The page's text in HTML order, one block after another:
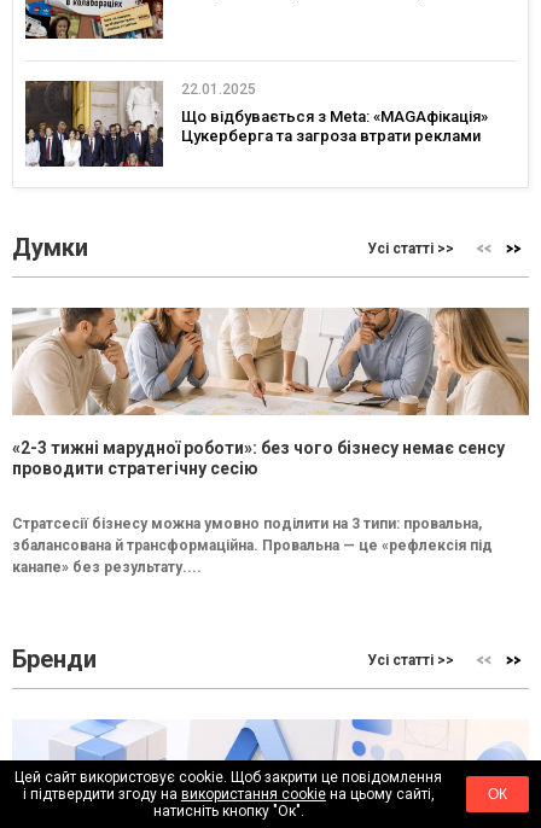
22.01.2025
Що відбувається з Meta: «MAGAфікація»
Цукерберга та загроза втрати реклами
Думки Усі статті >>
«2-3 тижні марудної роботи»: без чого бізнесу немає сенсу
проводити стратегічну сесію
Стратсесії бізнесу можна умовно поділити на 3 типи: провальна,
збалансована й трансформаційна. Провальна — це «рефлексія під
канапе» без результату....
Бренди Усі статті >>
Цей сайт використовує cookie. Щоб закрити це повідомлення
і підтвердити згоду на використання cookieна цьому сайті,
натисніть кнопку "Ок".
ОК